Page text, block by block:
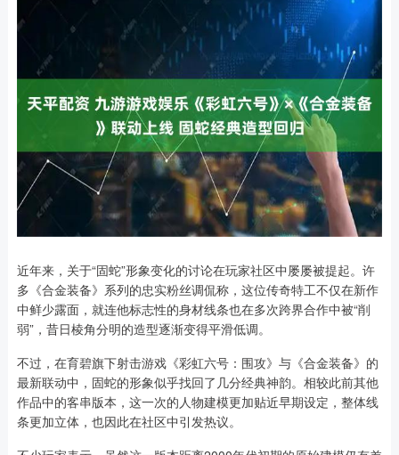
近年来，关于“固蛇”形象变化的讨论在玩家社区中屡屡被提起。许
多《合金装备》系列的忠实粉丝调侃称，这位传奇特工不仅在新作
中鲜少露面，就连他标志性的身材线条也在多次跨界合作中被“削
弱”，昔日棱角分明的造型逐渐变得平滑低调。
不过，在育碧旗下射击游戏《彩虹六号：围攻》与《合金装备》的
最新联动中，固蛇的形象似乎找回了几分经典神韵。相较此前其他
作品中的客串版本，这一次的人物建模更加贴近早期设定，整体线
条更加立体，也因此在社区中引发热议。